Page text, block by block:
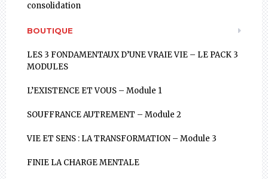
consolidation
BOUTIQUE
LES 3 FONDAMENTAUX D’UNE VRAIE VIE – LE PACK 3
MODULES
L’EXISTENCE ET VOUS – Module 1
SOUFFRANCE AUTREMENT – Module 2
VIE ET SENS : LA TRANSFORMATION – Module 3
FINIE LA CHARGE MENTALE